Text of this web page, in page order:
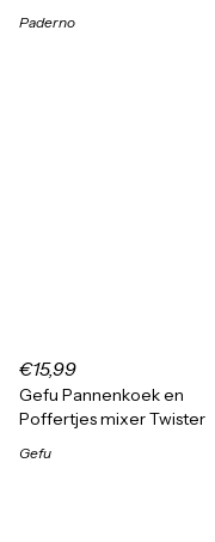
Paderno
€15,99
Gefu Pannenkoek en
Poffertjes mixer Twister
Gefu